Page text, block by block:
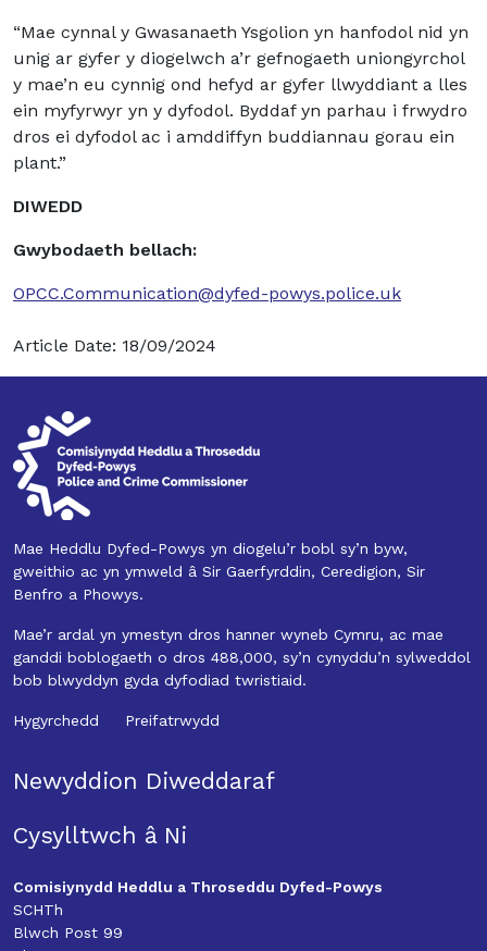
“Mae cynnal y Gwasanaeth Ysgolion yn hanfodol nid yn
unig ar gyfer y diogelwch a’r gefnogaeth uniongyrchol
y mae’n eu cynnig ond hefyd ar gyfer llwyddiant a lles
ein myfyrwyr yn y dyfodol. Byddaf yn parhau i frwydro
dros ei dyfodol ac i amddiffyn buddiannau gorau ein
plant.”
DIWEDD
Gwybodaeth bellach:
OPCC.Communication@dyfed-powys.police.uk
Article Date: 18/09/2024
Mae Heddlu Dyfed-Powys yn diogelu’r bobl sy’n byw,
gweithio ac yn ymweld â Sir Gaerfyrddin, Ceredigion, Sir
Benfro a Phowys.
Mae’r ardal yn ymestyn dros hanner wyneb Cymru, ac mae
ganddi boblogaeth o dros 488,000, sy’n cynyddu’n sylweddol
bob blwyddyn gyda dyfodiad twristiaid.
Hygyrchedd Preifatrwydd
Newyddion Diweddaraf
Cysylltwch â Ni
Comisiynydd Heddlu a Throseddu Dyfed-Powys
SCHTh
Blwch Post 99